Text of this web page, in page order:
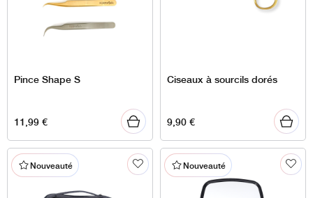
Pince Shape S
11,99€
Ciseaux à sourcils dorés
9,90€
Nouveauté Nouveauté